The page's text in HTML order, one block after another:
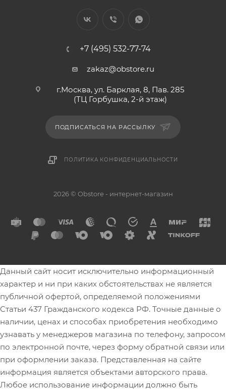
+7 (495) 532-77-74
zakaz@obstore.ru
г.Москва, ул. Барклая, 8, Пав. 285
(ТЦ Горбушка, 2-й этаж)
ПОДПИСАТЬСЯ НА РАССЫЛКУ
ПОЛИТИКА КОНФИДЕНЦИАЛЬНОСТИ
2026 © Obstore - интернет-магазин
Данный сайт носит исключительно информационный
характер и ни при каких обстоятельствах не является
публичной офертой, определяемой положениями
Статьи 437 Гражданского кодекса РФ. Точные данные о
наличии, ценах и способах приобретения необходимо
узнавать у менеджеров магазина по телефону, запросом
по электронной почте, через форму обратной связи или
при оформлении заказа. Представленная на сайте
информация является объектами авторского права.
Любое использование информации должно быть